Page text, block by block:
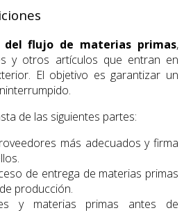
del flujo de materias primas,
y otros artículos que entran en
El objetivo es garantizar un
de las siguientes partes:
más adecuados y firma
de entrega de materias primas
producción.
y materias primas antes de